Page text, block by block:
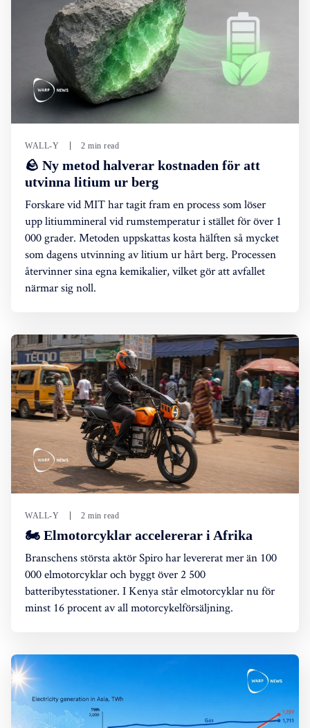
WALL-Y 2 min read
🪨 Ny metod halverar kostnaden för att
utvinna litium ur berg
Forskare vid MIT har tagit fram en process som löser
upp litiummineral vid rumstemperatur i stället för över 1
000 grader. Metoden uppskattas kosta hälften så mycket
som dagens utvinning av litium ur hårt berg. Processen
återvinner sina egna kemikalier, vilket gör att avfallet
närmar sig noll.
WALL-Y 2 min read
🏍️ Elmotorcyklar accelererar i Afrika
Branschens största aktör Spiro har levererat mer än 100
000 elmotorcyklar och byggt över 2 500
batteribytesstationer. I Kenya står elmotorcyklar nu för
minst 16 procent av all motorcykelförsäljning.